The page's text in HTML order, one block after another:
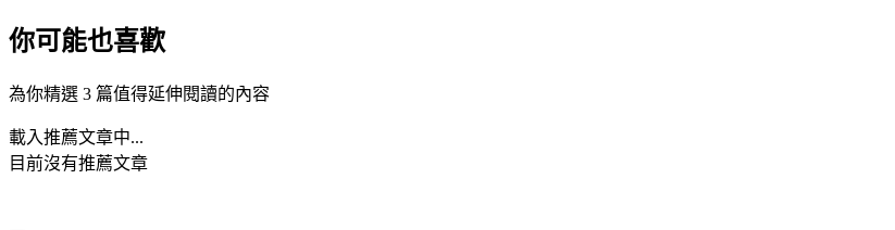
你可能也喜歡
為你精選 3 篇值得延伸閱讀的內容
載入推薦文章中...
目前沒有推薦文章